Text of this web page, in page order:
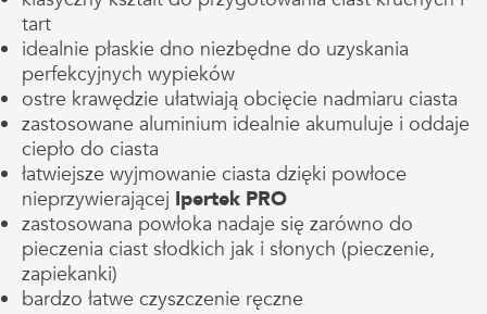
tart
idealnie płaskie dno niezbędne do uzyskania
perfekcyjnych wypieków
ostre krawędzie ułatwiają obcięcie nadmiaru ciasta
zastosowane aluminium idealnie akumuluje i oddaje
ciepło do ciasta
łatwiejsze wyjmowanie ciasta dzięki powłoce
nieprzywierającej Ipertek PRO
zastosowana powłoka nadaje się zarówno do
pieczenia ciast słodkich jak i słonych (pieczenie,
zapiekanki)
bardzo łatwe czyszczenie ręczne